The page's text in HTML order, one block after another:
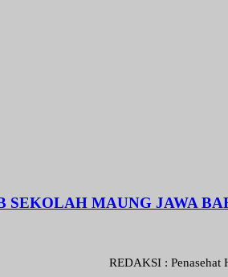
SEKOLAH MAUNG JAWA
REDAKSI : Penasehat